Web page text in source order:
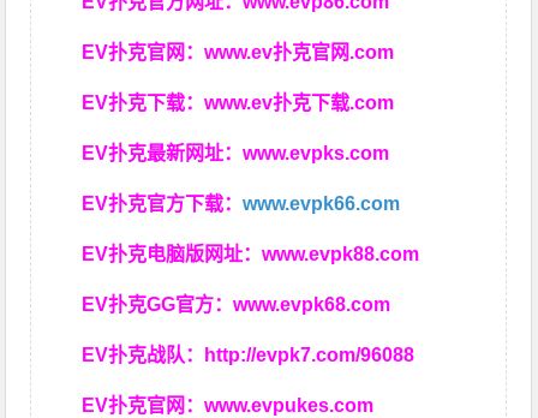
EV扑克官网：www.ev扑克官网.com
EV扑克下载：www.ev扑克下载.com
EV扑克最新网址：www.evpks.com
EV扑克官方下载：www.evpk66.com
EV扑克电脑版网址：www.evpk88.com
EV扑克GG官方：www.evpk68.com
EV扑克战队： http://evpk7.com/96088
EV扑克官网：www.evpukes.com